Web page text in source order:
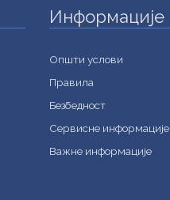
Информације
Општи услови
Правила
Безбедност
Сервисне информације
Важне информације